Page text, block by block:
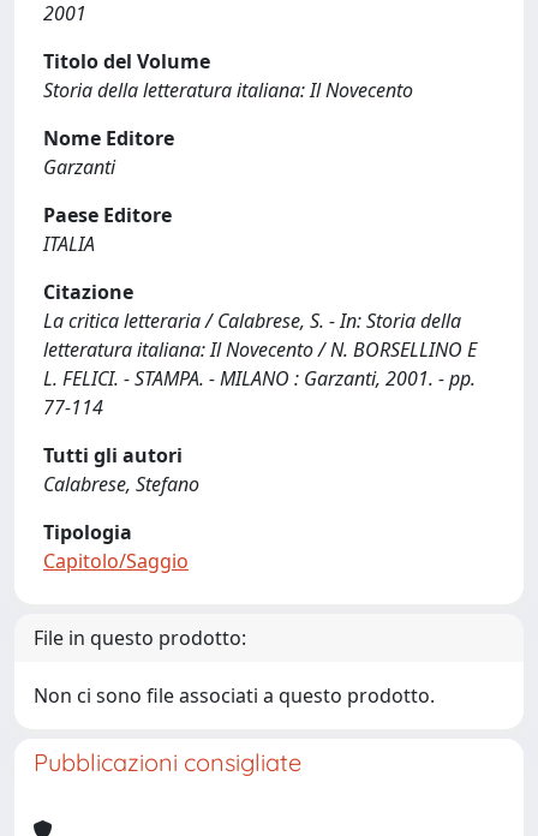
2001
Titolo del Volume
Storia della letteratura italiana: Il Novecento
Nome Editore
Garzanti
Paese Editore
ITALIA
Citazione
La critica letteraria / Calabrese, S. - In: Storia della
letteratura italiana: Il Novecento / N. BORSELLINO E
L. FELICI. - STAMPA. - MILANO : Garzanti, 2001. - pp.
77-114
Tutti gli autori
Calabrese, Stefano
Tipologia
Capitolo/Saggio
File in questo prodotto:
Non ci sono file associati a questo prodotto.
Pubblicazioni consigliate